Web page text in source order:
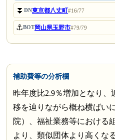
⏬DN東京都八丈町#16/77
⚓BOT岡山県玉野市#79/79
補助費等の分析欄
昨年度比2.9％増加となり
移を辿りながら概ね横ばい
院）、福祉業務等における
より、類似団体より高くな